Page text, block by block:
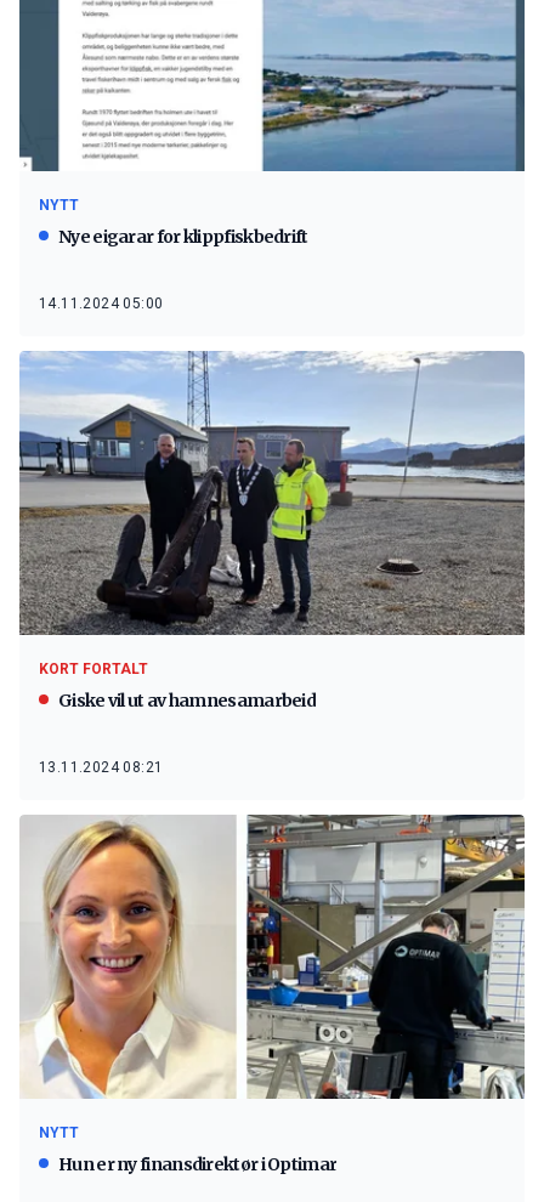
NYTT
Nye eigarar for klippfiskbedrift
14.11.2024 05:00
KORT FORTALT
Giske vil ut av hamnesamarbeid
13.11.2024 08:21
NYTT
Hun er ny finansdirektør i Optimar